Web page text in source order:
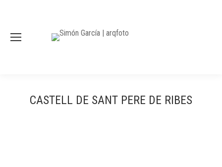
CASTELL DE SANT PERE DE RIBES